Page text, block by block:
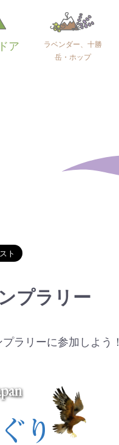
ア
ラベンダー、十勝
岳・ホップ
プラリー
ラリーに参加しよう！